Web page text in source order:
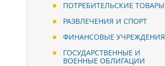
ПОТРЕБИТЕЛЬСКИЕ ТОВАРЫ
РАЗВЛЕЧЕНИЯ И СПОРТ
ФИНАНСОВЫЕ УЧРЕЖДЕНИЯ
ГОСУДАРСТВЕННЫЕ И
ВОЕННЫЕ ОБЛИГАЦИИ